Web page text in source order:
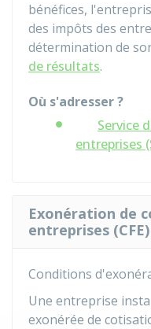
bénéfices,
des impôts des
détermination de
de résultats.
Où s'adresser ?
Service
entreprises
Exonération de
entreprises (CFE)
Conditions
Une entreprise
exonérée de